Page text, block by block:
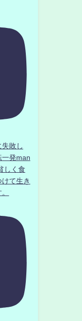
敗し
一発man
しく食
て生き